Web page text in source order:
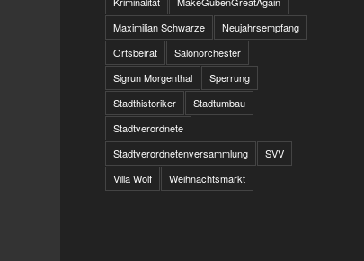
Maximilian Schwarze
Neujahrsempfang
Ortsbeirat
Salonorchester
Sigrun Morgenthal
Sperrung
Stadthistoriker
Stadtumbau
Stadtverordnete
Stadtverordnetenversammlung
SVV
Villa Wolf
Weihnachtsmarkt